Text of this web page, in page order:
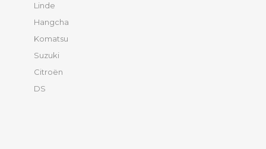
Linde
Hangcha
Komatsu
Suzuki
Citroën
DS